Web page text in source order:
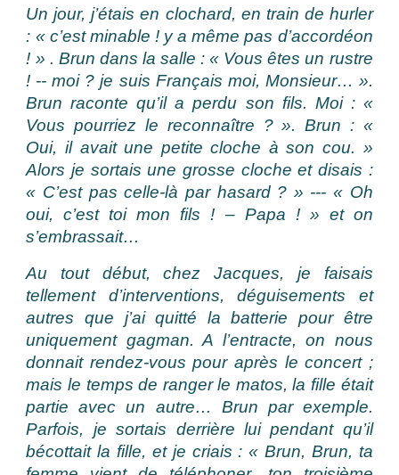
Un jour, j’étais en clochard, en train de hurler
: « c’est minable ! y a même pas d’accordéon
! » . Brun dans la salle : « Vous êtes un rustre
! -- moi ? je suis Français moi, Monsieur… ».
Brun raconte qu’il a perdu son fils. Moi : «
Vous pourriez le reconnaître ? ». Brun : «
Oui, il avait une petite cloche à son cou. »
Alors je sortais une grosse cloche et disais :
« C’est pas celle-là par hasard ? » --- « Oh
oui, c’est toi mon fils ! – Papa ! » et on
s’embrassait…
Au tout début, chez Jacques, je faisais
tellement d’interventions, déguisements et
autres que j’ai quitté la batterie pour être
uniquement gagman. A l’entracte, on nous
donnait rendez-vous pour après le concert ;
mais le temps de ranger le matos, la fille était
partie avec un autre… Brun par exemple.
Parfois, je sortais derrière lui pendant qu’il
bécottait la fille, et je criais : « Brun, Brun, ta